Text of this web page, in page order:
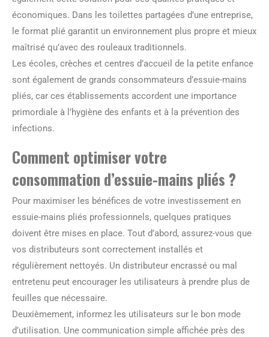
économiques. Dans les toilettes partagées d’une entreprise,
le format plié garantit un environnement plus propre et mieux
maîtrisé qu’avec des rouleaux traditionnels.
Les écoles, crèches et centres d’accueil de la petite enfance
sont également de grands consommateurs d’essuie-mains
pliés, car ces établissements accordent une importance
primordiale à l’hygiène des enfants et à la prévention des
infections.
Comment optimiser votre
consommation d’essuie-mains pliés ?
Pour maximiser les bénéfices de votre investissement en
essuie-mains pliés professionnels, quelques pratiques
doivent être mises en place. Tout d’abord, assurez-vous que
vos distributeurs sont correctement installés et
régulièrement nettoyés. Un distributeur encrassé ou mal
entretenu peut encourager les utilisateurs à prendre plus de
feuilles que nécessaire.
Deuxièmement, informez les utilisateurs sur le bon mode
d’utilisation. Une communication simple affichée près des